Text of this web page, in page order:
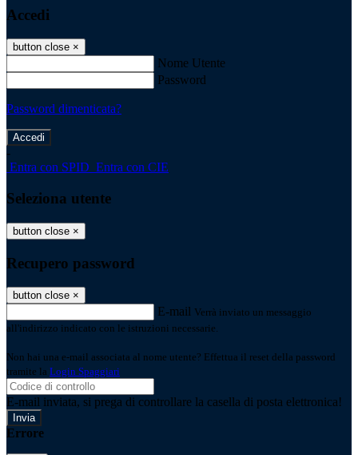
Accedi
button close ×
Nome Utente
Password
Password dimenticata?
-
Entra con SPID Entra con CIE
Seleziona utente
button close ×
Recupero password
button close ×
E-mail Verrà inviato un messaggio
all'indirizzo indicato con le istruzioni necessarie.
Non hai una e-mail associata al nome utente? Effettua il reset della password
tramite la Login Spaggiari
E-mail inviata, si prega di controllare la casella di posta elettronica!
Errore